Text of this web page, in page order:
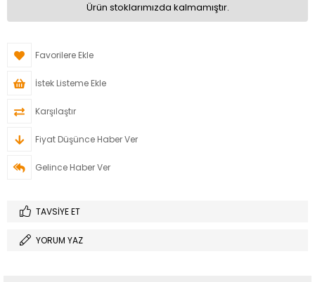
Ürün stoklarımızda kalmamıştır.
Favorilere Ekle
İstek Listeme Ekle
Karşılaştır
Fiyat Düşünce Haber Ver
Gelince Haber Ver
TAVSIYE ET
YORUM YAZ